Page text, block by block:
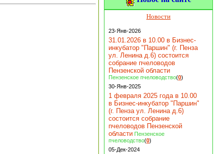
Новости
23-Янв-2026
31.01.2026 в 10.00 в Бизнес-
инкубатор "Паршин" (г. Пенза
ул. Ленина д.6) состоится
собрание пчеловодов
Пензенской области
Пензенское пчеловодство(0)
30-Янв-2025
1 февраля 2025 года в 10.00
в Бизнес-инкубатор "Паршин"
(г. Пенза ул. Ленина д.6)
состоится собрание
пчеловодов Пензенской
области Пензенское
пчеловодство(0)
05-Дек-2024